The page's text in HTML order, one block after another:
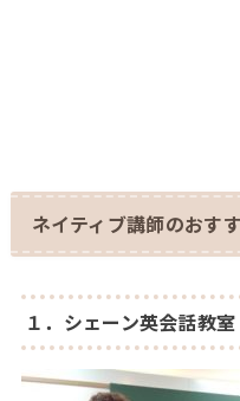
ネイティブ講師のおす
１．シェーン英会話教室